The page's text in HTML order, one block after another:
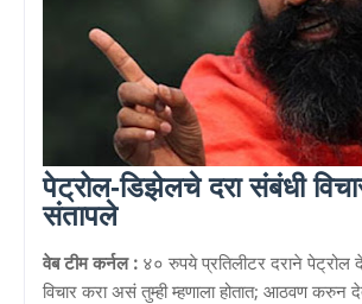
पेट्रोल-डिझेलचे दरा संबंधी
संतापले
वेब टीम कर्नल : ४० रुपये प्रतिलीटर दराने पेट्रोल
विचार करा असं तुम्ही म्हणाला होतात; आठवण करुन